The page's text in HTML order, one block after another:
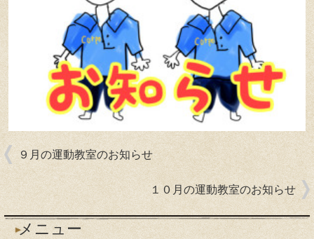
９月の運動教室のお知らせ
１０月の運動教室のお知らせ
メニュー